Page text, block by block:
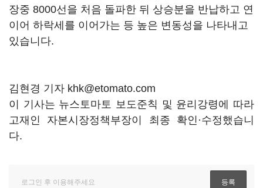
장중 8000선을 처음 돌파한 뒤 상승분을 반납하고 연
이어 하락세를 이어가는 등 높은 변동성을 나타내고
있습니다.
김현경 기자 khk@etomato.com
이 기사는 뉴스토마토 보도준칙 및 윤리강령에 따라
고재인 자본시장정책부장이 최종 확인·수정했습니
다.